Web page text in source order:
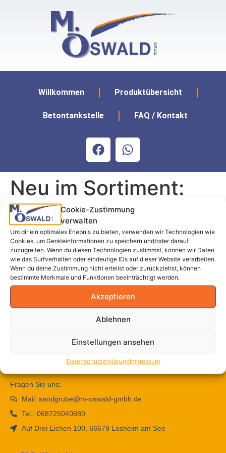
Cookie-Zustimmung
verwalten
Um dir ein optimales Erlebnis zu bieten, verwenden wir Technologien wie
Cookies, um Geräteinformationen zu speichern und/oder darauf
zuzugreifen. Wenn du diesen Technologien zustimmst, können wir Daten
wie das Surfverhalten oder eindeutige IDs auf dieser Website verarbeiten.
Wenn du deine Zustimmung nicht erteilst oder zurückziehst, können
bestimmte Merkmale und Funktionen beeinträchtigt werden.
Akzeptieren
Ablehnen
Einstellungen ansehen
DatenschutzerklärungImpressum
Willkommen Produktübersicht
Betontankstelle FAQ / Kontakt
Neu im Sortiment:
Gerichtete Basalt Mauersteine
Schreibe einen Kommentar
Du musstangemeldetsein, um einen Kommentar
abzugeben.
Fragen Sie uns:
Mail: sandgrube@m-oswald-gmbh.de
Tel.: 068725040880
Auf Drei Eichen 100, 66679 Losheim am See